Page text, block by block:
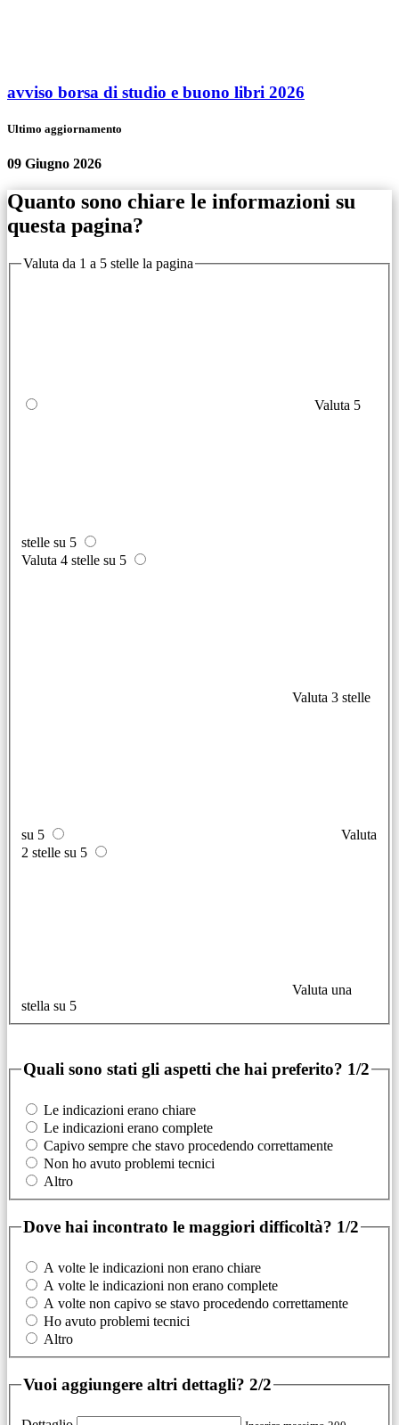
avviso borsa di studio e buono libri 2026
Ultimo aggiornamento
09 Giugno 2026
Quanto sono chiare le informazioni su
questa pagina?
Valuta da 1 a 5 stelle la pagina
Valuta 5
stelle su 5
Valuta 4 stelle su 5
Valuta 3 stelle
su 5
Valuta
2 stelle su 5
Valuta una
stella su 5
Quali sono stati gli aspetti che hai preferito? 1/2
Le indicazioni erano chiare
Le indicazioni erano complete
Capivo sempre che stavo procedendo correttamente
Non ho avuto problemi tecnici
Altro
Dove hai incontrato le maggiori difficoltà? 1/2
A volte le indicazioni non erano chiare
A volte le indicazioni non erano complete
A volte non capivo se stavo procedendo correttamente
Ho avuto problemi tecnici
Altro
Vuoi aggiungere altri dettagli? 2/2